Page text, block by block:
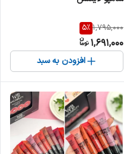
1,795,000
5%
1,691,000
افزودن به سبد